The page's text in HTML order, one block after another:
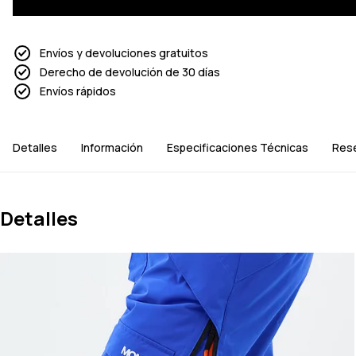
Envíos y devoluciones gratuitos
Derecho de devolución de 30 días
Envíos rápidos
Detalles Información Especificaciones Técnicas
Detalles